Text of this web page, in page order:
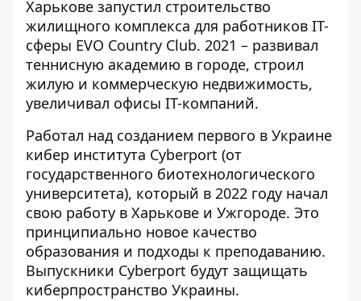
Харькове запустил строительство
жилищного комплекса для работников IT-
сферы EVO Сountry Сlub. 2021 – развивал
теннисную академию в городе, строил
жилую и коммерческую недвижимость,
увеличивал офисы IT-компаний.
Работал над созданием первого в Украине
кибер института Cyberport (от
государственного биотехнологического
университета), который в 2022 году начал
свою работу в Харькове и Ужгороде. Это
принципиально новое качество
образования и подходы к преподаванию.
Выпускники Cyberport будут защищать
киберпространство Украины.